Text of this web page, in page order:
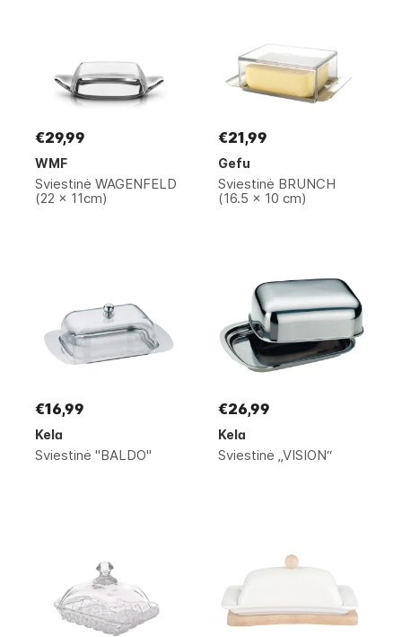
€29,99
WMF
Sviestinė WAGENFELD
(22 x 11cm)
€21,99
Gefu
Sviestinė BRUNCH
(16.5 x 10 cm)
€16,99
Kela
Sviestinė "BALDO"
€26,99
Kela
Sviestinė „VISION“